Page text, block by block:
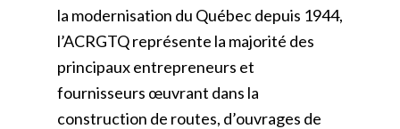
la modernisation du Québec depuis 1944,
l’ACRGTQ représente la majorité des
principaux entrepreneurs et
fournisseurs œuvrant dans la
construction de routes, d’ouvrages de